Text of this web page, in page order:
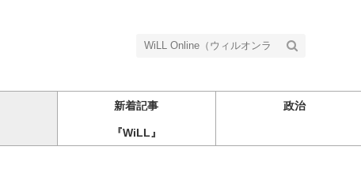
新着記事 政治
『WiLL』